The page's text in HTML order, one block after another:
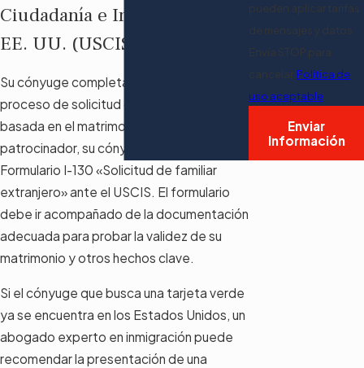
Ciudadanía e Inmigración de
EE. UU. (USCIS)
Su cónyuge completa el primer paso en el
proceso de solicitud de una tarjeta verde
basada en el matrimonio. Como
patrocinador, su cónyuge presenta un
Formulario I-130 «Solicitud de familiar
extranjero» ante el USCIS. El formulario
debe ir acompañado de la documentación
adecuada para probar la validez de su
matrimonio y otros hechos clave.
Si el cónyuge que busca una tarjeta verde
ya se encuentra en los Estados Unidos, un
abogado experto en inmigración puede
recomendar la presentación de una
pueden aplicar tarifas
de mensajes y datos.
Envía STOP para
cancelar. Política de
uso aceptable
Enviar
Información